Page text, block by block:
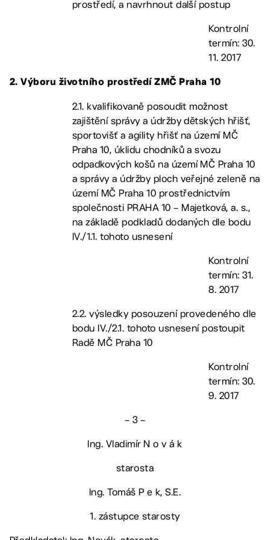
prostředí, a navrhnout další postup
Kontrolní
termín: 30.
11. 2017
2. Výboru životního prostředí ZMČ Praha 10
2.1. kvalifikovaně posoudit možnost
zajištění správy a údržby dětských hřišť,
sportovišť a agility hřišť na území MČ
Praha 10, úklidu chodníků a svozu
odpadkových košů na území MČ Praha 10
a správy a údržby ploch veřejné zeleně na
území MČ Praha 10 prostřednictvím
společnosti PRAHA 10 – Majetková, a. s.,
na základě podkladů dodaných dle bodu
IV./1.1. tohoto usnesení
Kontrolní
termín: 31.
8. 2017
2.2. výsledky posouzení provedeného dle
bodu IV./2.1. tohoto usnesení postoupit
Radě MČ Praha 10
Kontrolní
termín: 30.
9. 2017
– 3 –
Ing. Vladimír N o v á k
starosta
Ing. Tomáš P e k, S.E.
1. zástupce starosty